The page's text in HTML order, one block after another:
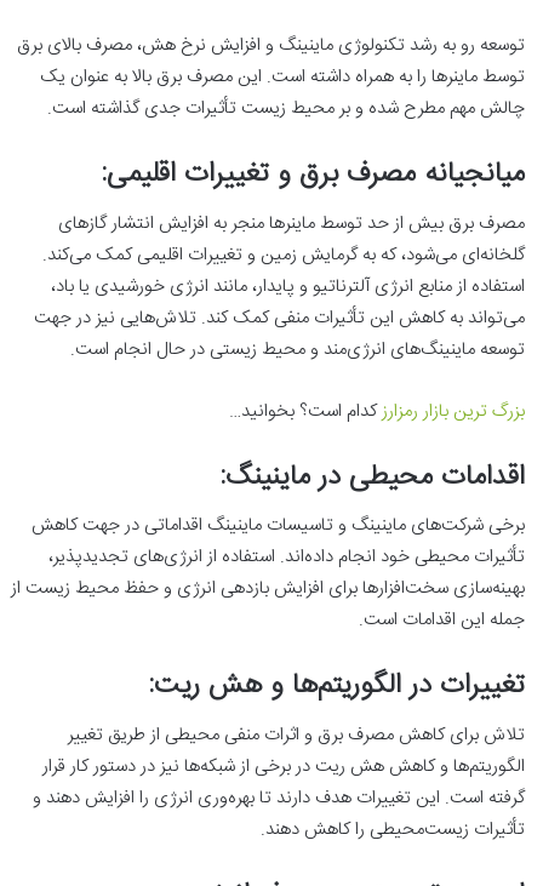
توسعه رو به رشد تکنولوژی ماینینگ و افزایش نرخ هش، مصرف بالای برق
توسط ماینرها را به همراه داشته است. این مصرف برق بالا به عنوان یک
چالش مهم مطرح شده و بر محیط زیست تأثیرات جدی گذاشته است.
میانجیانه مصرف برق و تغییرات اقلیمی:
مصرف برق بیش از حد توسط ماینرها منجر به افزایش انتشار گازهای
گلخانه‌ای می‌شود، که به گرمایش زمین و تغییرات اقلیمی کمک می‌کند.
استفاده از منابع انرژی آلترناتیو و پایدار، مانند انرژی خورشیدی یا باد،
می‌تواند به کاهش این تأثیرات منفی کمک کند. تلاش‌هایی نیز در جهت
توسعه ماینینگ‌های انرژی‌مند و محیط زیستی در حال انجام است.
بزرگ ترین بازار رمزارزکدام است؟ بخوانید…
اقدامات محیطی در ماینینگ:
برخی شرکت‌های ماینینگ و تاسیسات ماینینگ اقداماتی در جهت کاهش
تأثیرات محیطی خود انجام داده‌اند. استفاده از انرژی‌های تجدیدپذیر،
بهینه‌سازی سخت‌افزارها برای افزایش بازدهی انرژی و حفظ محیط زیست از
جمله این اقدامات است.
تغییرات در الگوریتم‌ها و هش ریت:
تلاش برای کاهش مصرف برق و اثرات منفی محیطی از طریق تغییر
الگوریتم‌ها و کاهش هش ریت در برخی از شبکه‌ها نیز در دستور کار قرار
گرفته است. این تغییرات هدف دارند تا بهره‌وری انرژی را افزایش دهند و
تأثیرات زیست‌محیطی را کاهش دهند.